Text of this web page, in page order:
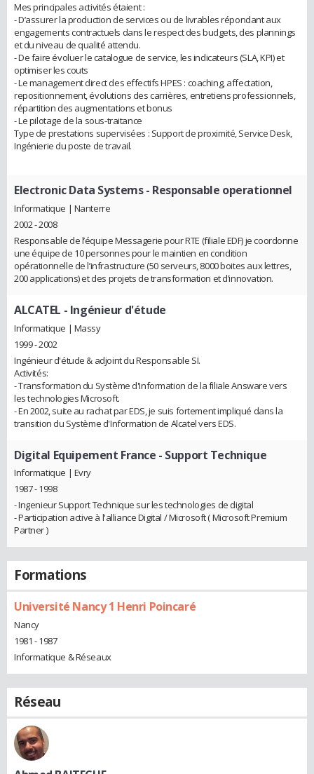
Mes principales activités étaient :
- D’assurer la production de services ou de livrables répondant aux
engagements contractuels dans le respect des budgets, des plannings
et du niveau de qualité attendu.
- De faire évoluer le catalogue de service, les indicateurs (SLA, KPI) et
optimiser les couts
- Le management direct des effectifs HPES : coaching, affectation,
repositionnement, évolutions des carrières, entretiens professionnels,
répartition des augmentations et bonus
- Le pilotage de la sous-traitance
Type de prestations supervisées : Support de proximité, Service Desk,
Ingénierie du poste de travail.
Electronic Data Systems- Responsable operationnel
Informatique | Nanterre
2002 - 2008
Responsable de l’équipe Messagerie pour RTE (filiale EDF) je coordonne
une équipe de 10 personnes pour le maintien en condition
opérationnelle de l’infrastructure (50 serveurs, 8000 boites aux lettres,
200 applications) et des projets de transformation et d’innovation.
ALCATEL - Ingénieur d'étude
Informatique | Massy
1999 - 2002
Ingénieur d'étude & adjoint du Responsable SI.
Activités:
- Transformation du Système d'Information de la filiale Answare vers
les technologies Microsoft.
- En 2002, suite au rachat par EDS, je suis fortement impliqué dans la
transition du Système d'Information de Alcatel vers EDS.
Digital Equipement France - Support Technique
Informatique | Evry
1987 - 1998
- Ingenieur Support Technique sur les technologies de digital
- Participation active à l'alliance Digital / Microsoft ( Microsoft Premium
Partner )
Formations
Université Nancy 1 Henri Poincaré
Nancy
1981 - 1987
Informatique & Réseaux
Réseau